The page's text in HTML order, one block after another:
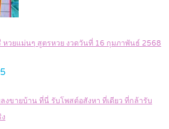
หวยแม่นๆ สูตรหวย งวดวันที่ 16 กุมภาพันธ์ 2568
งขายบ้าน ที่นี่ รับโพสต์อสังหา ที่เดียว ที่กล้ารับ